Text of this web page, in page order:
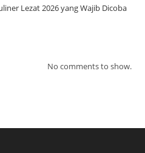
Lezat 2026 yang Wajib Dicoba
No comments to show.